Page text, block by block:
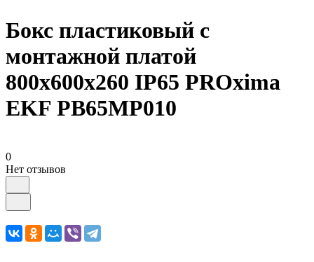
Бокс пластиковый с
монтажной платой
800х600х260 IP65 PROxima
EKF PB65MP010
0
Нет отзывов